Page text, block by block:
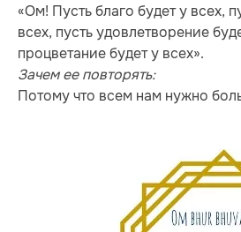
«Ом! Пусть благо будет у всех,
всех, пусть удовлетворение
процветание будет у всех».
Зачем ее повторять:
Потому что всем нам нужно